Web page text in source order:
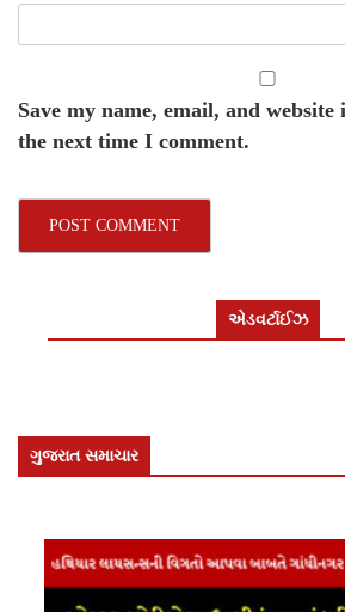
Save my name, email, and
the next time I comment.
એડવર્ટાઈઝ
ગુજરાત સમાચાર